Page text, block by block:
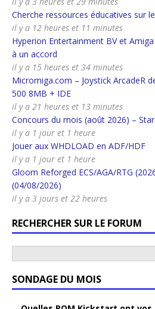
Cherche ressources éducatives sur
il y a 12 heures et 11 minutes
Hyperion Entertainment BV et
à un accord
il y a 15 heures et 34 minutes
Micromiga.com – Joystick ArcadeR
500 8MB + IDE
il y a 21 heures et 13 minutes
Concours du mois (août 2026) –
il y a 1 jour et 1 heure
Jouer aux WHDLOAD en ADF/HDF
il y a 1 jour et 1 heure
Gloom Reforged ECS/AGA/RTG
(04/08/2026)
il y a 3 jours et 22 heures
RECHERCHER SUR LE FORUM
SONDAGE DU MOIS